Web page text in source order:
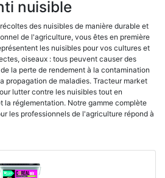
nuisible
des nuisibles de manière durable et
de l'agriculture, vous êtes en première
les nuisibles pour vos cultures et
oiseaux : tous peuvent causer des
la perte de rendement à la contamination
propagation de maladies. Tracteur market
lutter contre les nuisibles tout en
la réglementation. Notre gamme complète
les professionnels de l'agriculture répond à